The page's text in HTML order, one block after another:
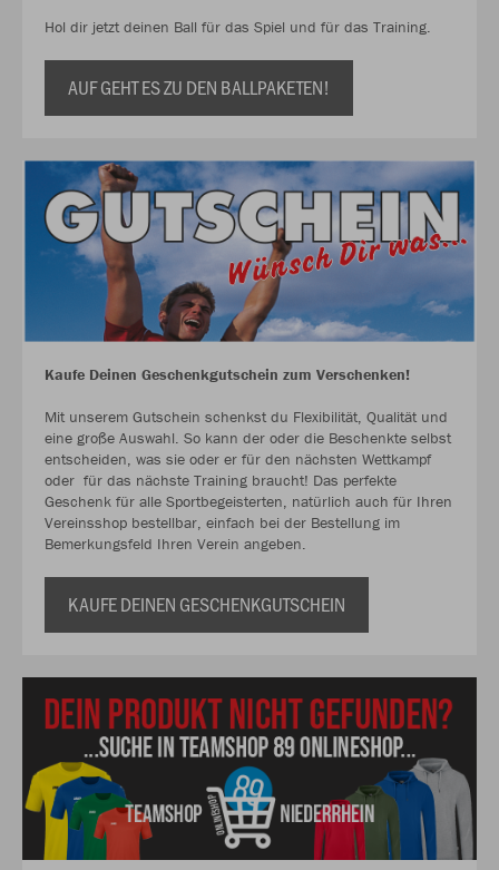
Hol dir jetzt deinen Ball für das Spiel und für das Training.
AUF GEHT ES ZU DEN BALLPAKETEN!
Kaufe Deinen Geschenkgutschein zum Verschenken!
Mit unserem Gutschein schenkst du Flexibilität, Qualität und
eine große Auswahl. So kann der oder die Beschenkte selbst
entscheiden, was sie oder er für den nächsten Wettkampf
oder für das nächste Training braucht! Das perfekte
Geschenk für alle Sportbegeisterten, natürlich auch für Ihren
Vereinsshop bestellbar, einfach bei der Bestellung im
Bemerkungsfeld Ihren Verein angeben.
KAUFE DEINEN GESCHENKGUTSCHEIN